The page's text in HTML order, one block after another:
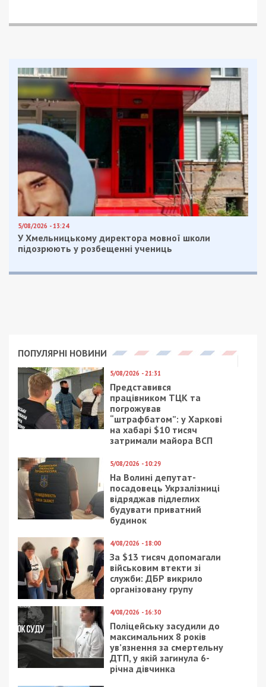
5/08/2026 - 13:24
У Хмельницькому директора мовної школи
підозрюють у розбещенні учениць
ПОПУЛЯРНІ НОВИНИ
5/08/2026 - 21:31
Представився
працівником ТЦК та
погрожував
“штрафбатом”: у Харкові
на хабарі $10 тисяч
затримали майора ВСП
5/08/2026 - 10:29
На Волині депутат-
посадовець Укрзалізниці
відряджав підлеглих
будувати приватний
будинок
4/08/2026 - 18:00
За $13 тисяч допомагали
військовим втекти зі
служби: ДБР викрило
організовану групу
4/08/2026 - 16:30
Поліцейську засудили до
максимальних 8 років
ув’язнення за смертельну
ДТП, у якій загинула 6-
річна дівчинка